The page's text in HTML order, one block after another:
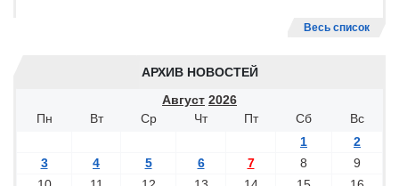
Весь список
АРХИВ НОВОСТЕЙ
Август 2026
Пн
Вт Ср Чт Пт Сб
Вс
1
2
3
4 5 6 7 8
9